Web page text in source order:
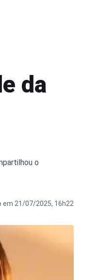
da
o
em 21/07/2025, 16h22